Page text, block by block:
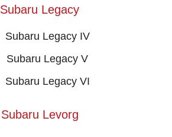
Subaru Legacy
Subaru Legacy IV
Subaru Legacy V
Subaru Legacy VI
Subaru Levorg